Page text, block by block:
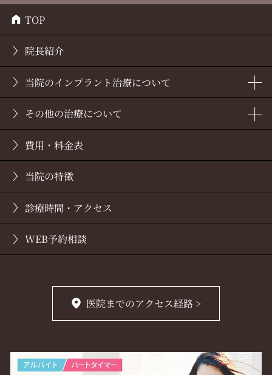
TOP
院長紹介
当院のインプラント治療について
インプラント
オールオンフォー
コラム
その他の治療について
歯列矯正
審美歯科
費用・料金表
当院の特徴
診療時間・アクセス
WEB予約相談
医院までのアクセス経路 >